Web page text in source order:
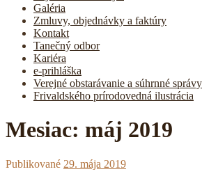
Galéria
Zmluvy, objednávky a faktúry
Kontakt
Tanečný odbor
Kariéra
e-prihláška
Verejné obstarávanie a súhrnné správy
Frivaldského prírodovedná ilustrácia
Mesiac: máj 2019
Publikované 29. mája 2019